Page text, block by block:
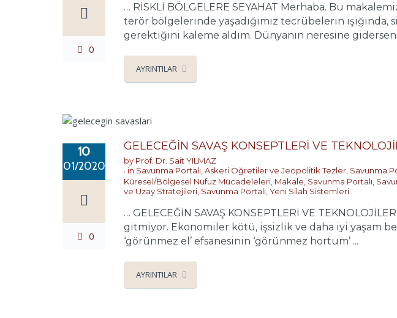
0
… RİSKLİ BÖLGELERE SEYAHAT Merhaba. Bu
terör bölgelerinde yaşadığımız tecrübelerin
gerektiğini kaleme aldım. Dünyanın neresine
AYRINTILAR
10
01/2020
0
GELECEĞİN SAVAŞ KONSEPTLERİ VE
by Prof. Dr. Sait YILMAZ
in Savunma Portalı,Askeri Öğretiler ve Jeopolitik Tezler, Savunma
Küresel/Bölgesel Nüfuz Mücadeleleri, Makale, Savunma Portalı,
ve Uzay Stratejileri, Savunma Portalı,Yeni Silah Sistemleri
… GELECEĞİN SAVAŞ KONSEPTLERİ VE
gitmiyor. Ekonomiler kötü, işsizlik ve daha iyi yaşam
‘görünmez el’ efsanesinin ‘görünmez hortum’ ...
AYRINTILAR